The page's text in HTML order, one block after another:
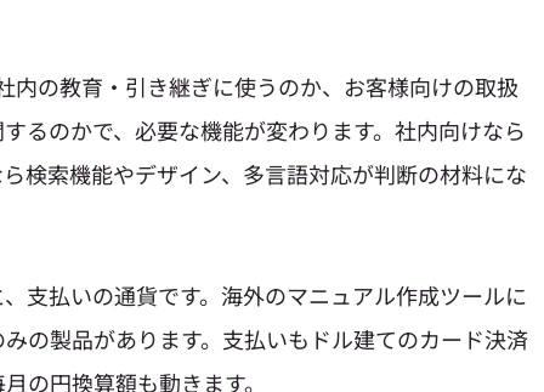
内の教育・引き継ぎに使うのか、お客様向けの取扱
るのかで、必要な機能が変わります。社内向けなら
検索機能やデザイン、多言語対応が判断の材料にな
支払いの通貨です。海外のマニュアル作成ツールに
の製品があります。支払いもドル建てのカード決済
の円換算額も動きます。